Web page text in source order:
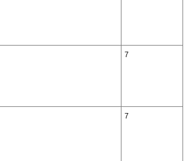
7
7